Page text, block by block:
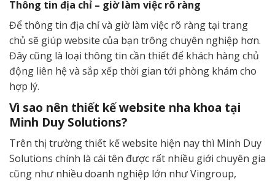
Thông tin địa chỉ – giờ làm việc rõ ràng
Để thông tin địa chỉ và giờ làm việc rõ ràng tại trang
chủ sẽ giúp website của bạn trông chuyên nghiệp hơn.
Đây cũng là loại thông tin cần thiết để khách hàng chủ
động liên hệ và sắp xếp thời gian tới phòng khám cho
hợp lý.
Vì sao nên thiết kế website nha khoa tại
Minh Duy Solutions?
Trên thị trường thiết kế website hiện nay thì Minh Duy
Solutions chính là cái tên được rất nhiều giới chuyên gia
cũng như nhiều doanh nghiệp lớn như Vingroup,